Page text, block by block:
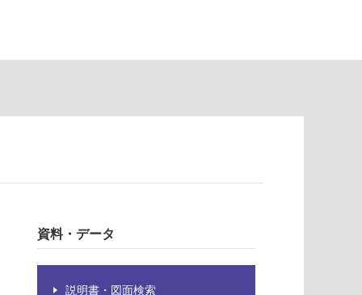
資料・データ
説明書・図面検索